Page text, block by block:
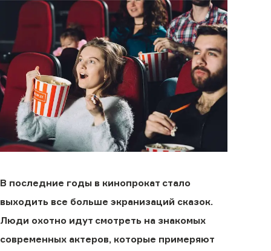
В последние годы в кинопрокат стало
выходить все больше экранизаций сказок.
Люди охотно идут смотреть на знакомых
современных актеров, которые примеряют